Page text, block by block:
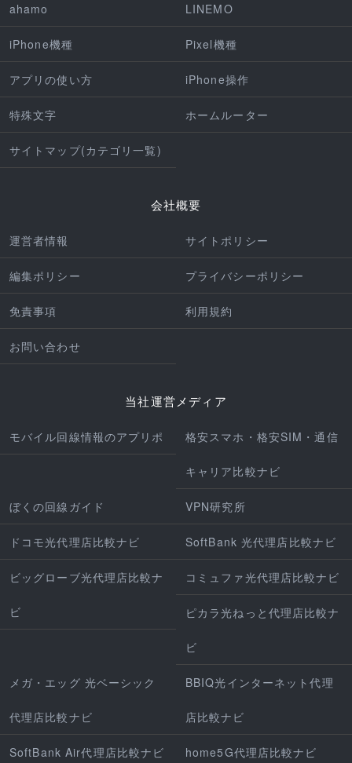
ahamo LINEMO
iPhone機種 Pixel機種
アプリの使い方 iPhone操作
特殊文字 ホームルーター
サイトマップ(カテゴリ一覧)
会社概要
運営者情報 サイトポリシー
編集ポリシー プライバシーポリシー
免責事項 利用規約
お問い合わせ
当社運営メディア
モバイル回線情報のアプリポ 格安スマホ・格安SIM・通信
キャリア比較ナビ
ぼくの回線ガイド VPN研究所
ドコモ光代理店比較ナビ SoftBank 光代理店比較ナビ
ビッグローブ光代理店比較ナ
ビ
コミュファ光代理店比較ナビ
ピカラ光ねっと代理店比較ナ
ビ
メガ・エッグ 光ベーシック
代理店比較ナビ
BBIQ光インターネット代理
店比較ナビ
SoftBank Air代理店比較ナビ home5G代理店比較ナビ